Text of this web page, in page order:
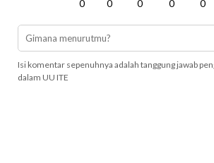
0 0 0 0 0
Isi komentar sepenuhnya adalah tanggung jawab
dalam UU ITE